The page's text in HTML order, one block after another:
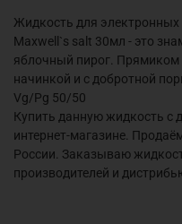
Жидкость для электронных
Maxwell`s salt 30мл - это
яблочный пирог. Прямиком
начинкой и с добротной
Vg/Pg 50/50
Купить данную жидкость с
интернет-магазине.
России. Заказываю
производителей и